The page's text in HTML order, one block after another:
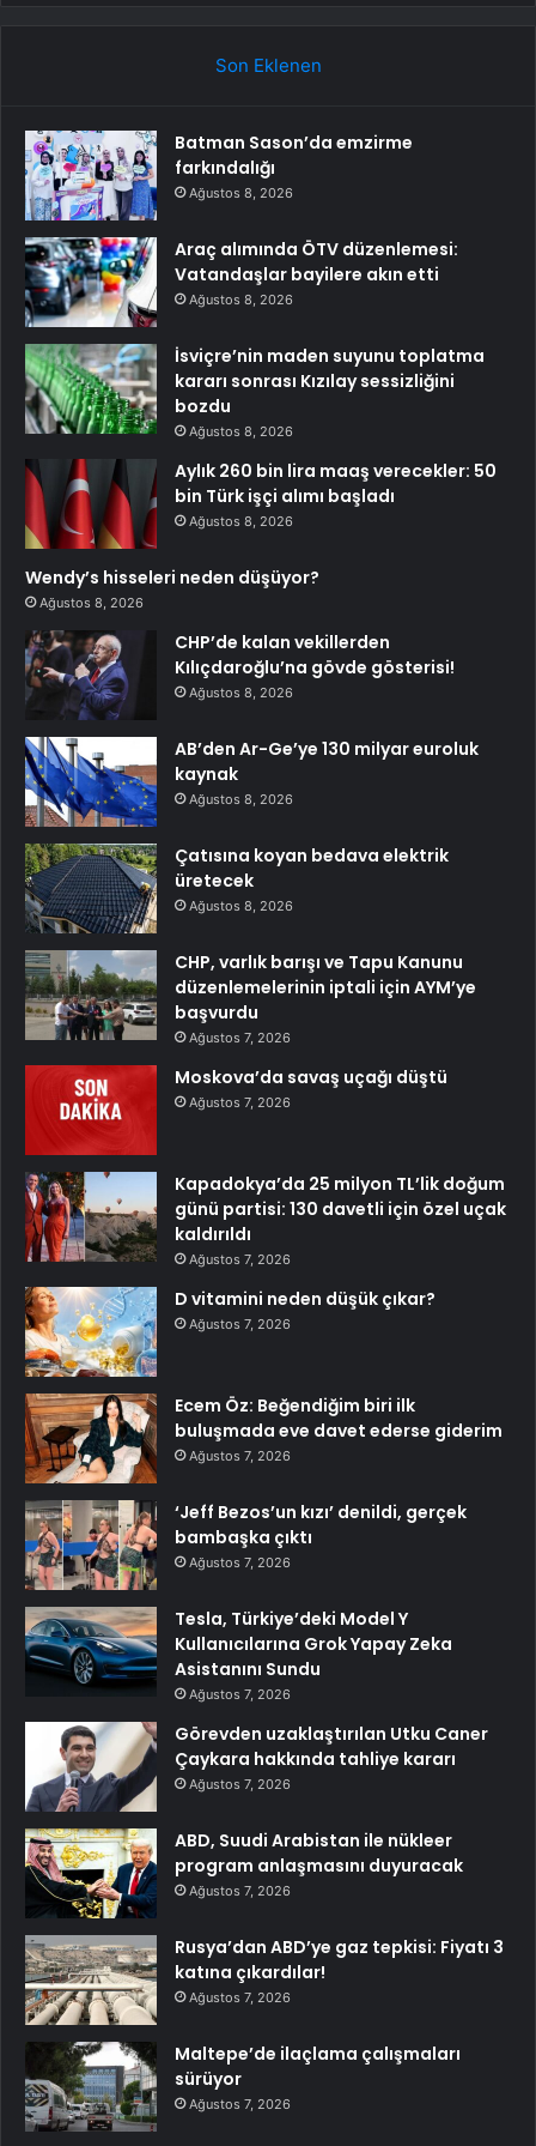
Son Eklenen
Batman Sason’da emzirme
farkındalığı
Ağustos 8, 2026
Araç alımında ÖTV düzenlemesi:
Vatandaşlar bayilere akın etti
Ağustos 8, 2026
İsviçre’nin maden suyunu toplatma
kararı sonrası Kızılay sessizliğini
bozdu
Ağustos 8, 2026
Aylık 260 bin lira maaş verecekler: 50
bin Türk işçi alımı başladı
Ağustos 8, 2026
Wendy’s hisseleri neden düşüyor?
Ağustos 8, 2026
CHP’de kalan vekillerden
Kılıçdaroğlu’na gövde gösterisi!
Ağustos 8, 2026
AB’den Ar-Ge’ye 130 milyar euroluk
kaynak
Ağustos 8, 2026
Çatısına koyan bedava elektrik
üretecek
Ağustos 8, 2026
CHP, varlık barışı ve Tapu Kanunu
düzenlemelerinin iptali için AYM’ye
başvurdu
Ağustos 7, 2026
Moskova’da savaş uçağı düştü
Ağustos 7, 2026
Kapadokya’da 25 milyon TL’lik doğum
günü partisi: 130 davetli için özel uçak
kaldırıldı
Ağustos 7, 2026
D vitamini neden düşük çıkar?
Ağustos 7, 2026
Ecem Öz: Beğendiğim biri ilk
buluşmada eve davet ederse giderim
Ağustos 7, 2026
‘Jeff Bezos’un kızı’ denildi, gerçek
bambaşka çıktı
Ağustos 7, 2026
Tesla, Türkiye’deki Model Y
Kullanıcılarına Grok Yapay Zeka
Asistanını Sundu
Ağustos 7, 2026
Görevden uzaklaştırılan Utku Caner
Çaykara hakkında tahliye kararı
Ağustos 7, 2026
ABD, Suudi Arabistan ile nükleer
program anlaşmasını duyuracak
Ağustos 7, 2026
Rusya’dan ABD’ye gaz tepkisi: Fiyatı 3
katına çıkardılar!
Ağustos 7, 2026
Maltepe’de ilaçlama çalışmaları
sürüyor
Ağustos 7, 2026